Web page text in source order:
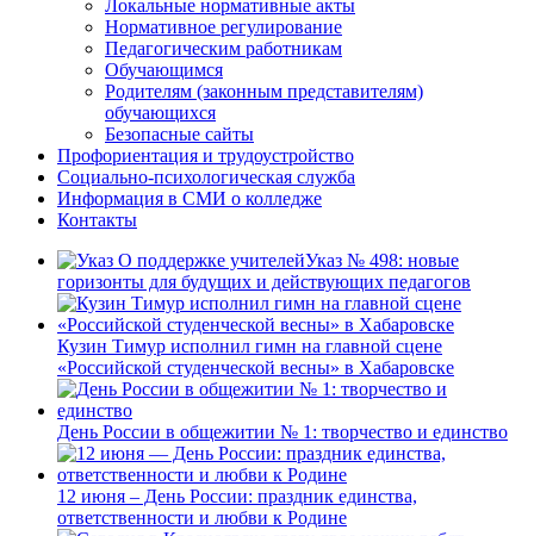
Локальные нормативные акты
Нормативное регулирование
Педагогическим работникам
Обучающимся
Родителям (законным представителям)
обучающихся
Безопасные сайты
Профориентация и трудоустройство
Социально-психологическая служба
Информация в СМИ о колледже
Контакты
Указ № 498: новые
горизонты для будущих и действующих педагогов
Кузин Тимур исполнил гимн на главной сцене
«Российской студенческой весны» в Хабаровске
День России в общежитии № 1: творчество и единство
12 июня – День России: праздник единства,
ответственности и любви к Родине